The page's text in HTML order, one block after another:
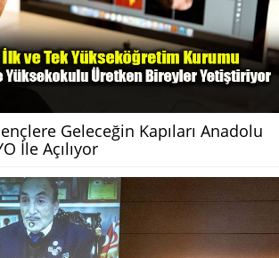
Geleceğin Kapıları Anadolu
İle Açılıyor